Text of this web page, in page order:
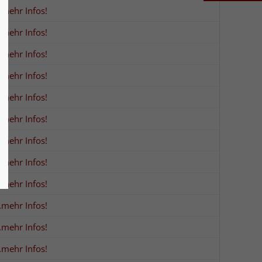
...mehr Infos!
...mehr Infos!
...mehr Infos!
...mehr Infos!
...mehr Infos!
...mehr Infos!
Infos!
Infos!
...mehr Infos!
Infos!
Infos!
Infos!